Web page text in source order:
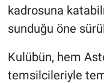
kadrosuna
sunduğu öne
Kulübün, hem
temsilcileriyle